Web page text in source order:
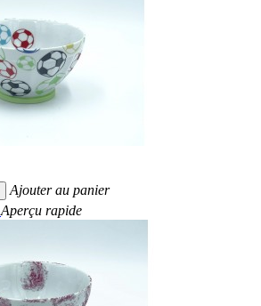
Ajouter au panier
Aperçu rapide